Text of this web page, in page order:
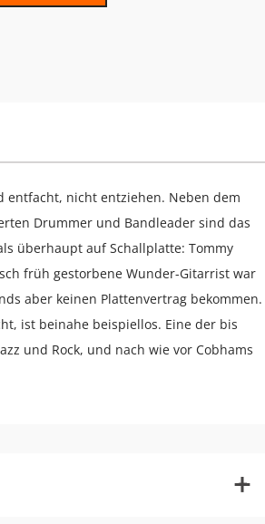
entfacht, nicht entziehen. Neben dem
Drummer und Bandleader sind das
überhaupt auf Schallplatte: Tommy
früh gestorbene Wunder-Gitarrist war
aber keinen Plattenvertrag bekommen.
ist beinahe beispiellos. Eine der bis
und Rock, und nach wie vor Cobhams
+
-